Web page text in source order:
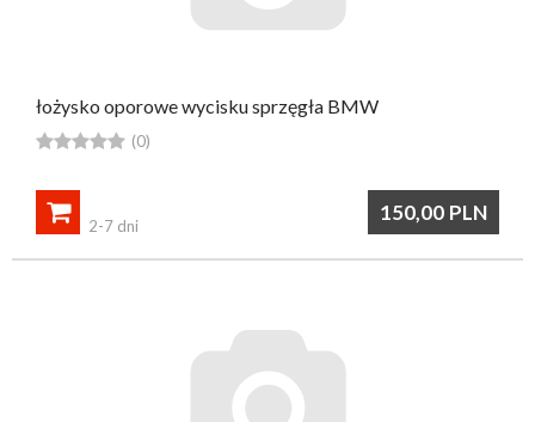
łożysko oporowe wycisku sprzęgła BMW
 (0)
150,00 PLN

2-7 dni